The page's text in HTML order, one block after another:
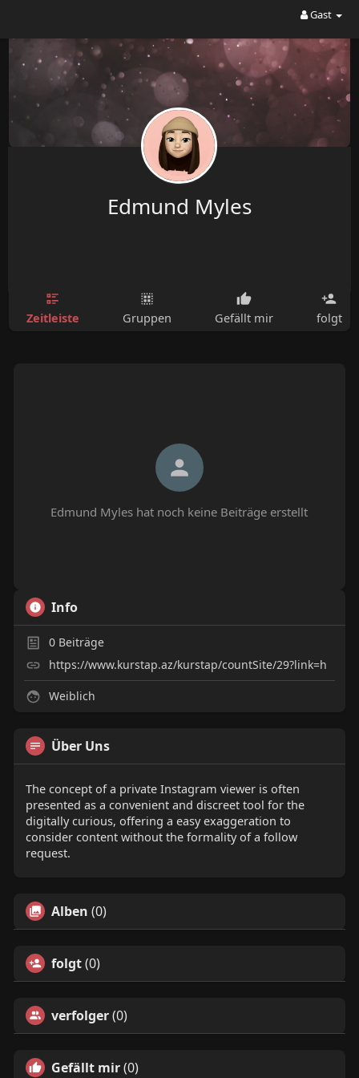
Gast
Edmund Myles
Zeitleiste Gruppen Gefällt mir folgt
Edmund Myles hat noch keine Beiträge erstellt
Info
0Beiträge
https://www.kurstap.az/kurstap/countSite/29?link=h
Weiblich
Über Uns
The concept of a private Instagram viewer is often
presented as a convenient and discreet tool for the
digitally curious, offering a easy exaggeration to
consider content without the formality of a follow
request.
Alben (0)
folgt(0)
verfolger(0)
Gefällt mir(0)